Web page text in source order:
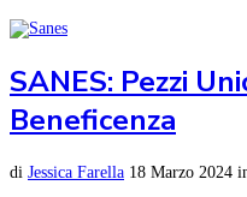
SANES: Pezzi
Beneficenza
di Jessica Farella 18 Marzo 2024